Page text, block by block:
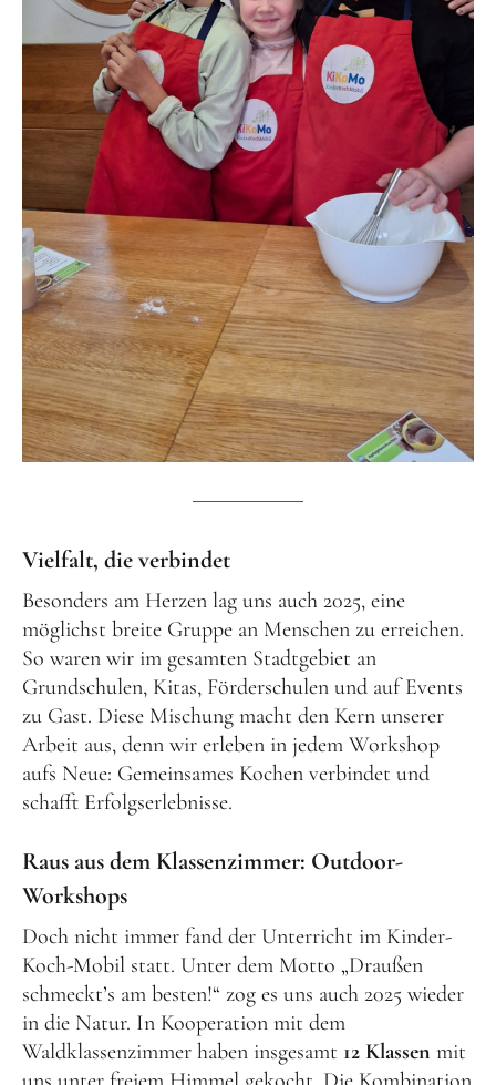
Vielfalt, die verbindet
Besonders am Herzen lag uns auch 2025, eine
möglichst breite Gruppe an Menschen zu erreichen.
So waren wir im gesamten Stadtgebiet an
Grundschulen, Kitas, Förderschulen und auf Events
zu Gast. Diese Mischung macht den Kern unserer
Arbeit aus, denn wir erleben in jedem Workshop
aufs Neue: Gemeinsames Kochen verbindet und
schafft Erfolgserlebnisse.
Raus aus dem Klassenzimmer: Outdoor-
Workshops
Doch nicht immer fand der Unterricht im Kinder-
Koch-Mobil statt. Unter dem Motto „Draußen
schmeckt’s am besten!“ zog es uns auch 2025 wieder
in die Natur. In Kooperation mit dem
Waldklassenzimmer haben insgesamt 12 Klassen mit